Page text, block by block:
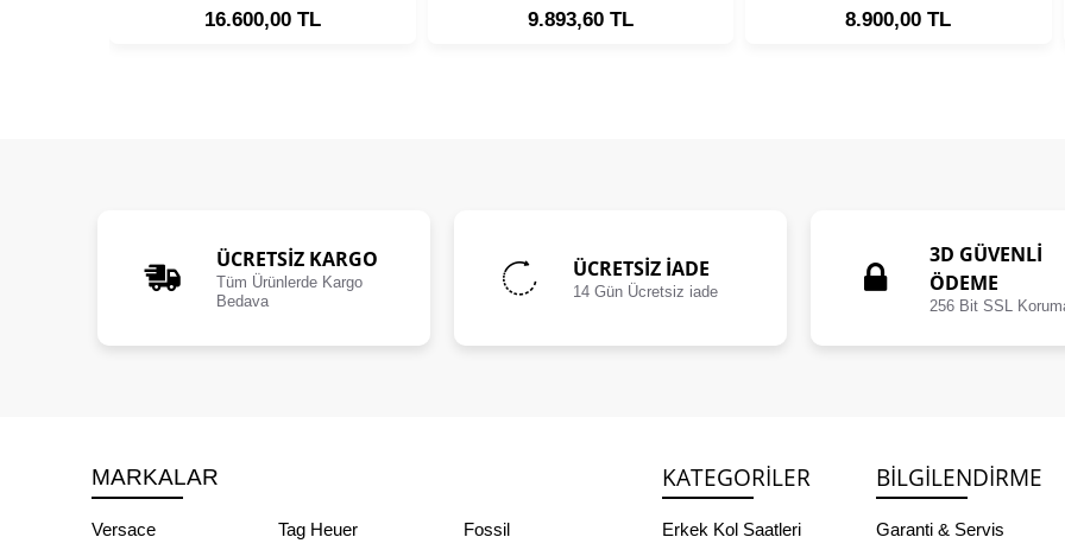
16.600,00 TL 9.893,60 TL 8.900,00 TL
ÜCRETSIZ KARGO
Tüm Ürünlerde Kargo
Bedava
ÜCRETSIZ İADE
14 Gün Ücretsiz iade
3D GÜVENLİ
ÖDEME
256 Bit SSL
MARKALAR
Versace Tag Heuer
Fossil
KATEGORILER
Erkek Kol Saatleri
BILGILENDIRME
Garanti & Servis